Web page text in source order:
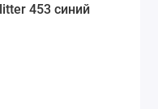
453 синий